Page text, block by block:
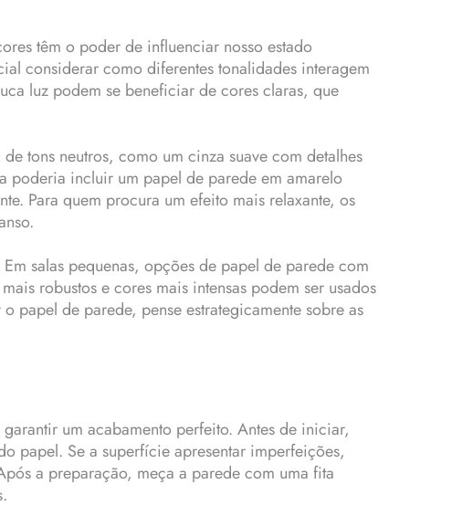
têm o poder de influenciar nosso estado
considerar como diferentes tonalidades interagem
luz podem se beneficiar de cores claras, que
tons neutros, como um cinza suave com detalhes
poderia incluir um papel de parede em amarelo
Para quem procura um efeito mais relaxante, os
salas pequenas, opções de papel de parede com
robustos e cores mais intensas podem ser usados
papel de parede, pense estrategicamente sobre as
um acabamento perfeito. Antes de iniciar,
papel. Se a superfície apresentar imperfeições,
a preparação, meça a parede com uma fita